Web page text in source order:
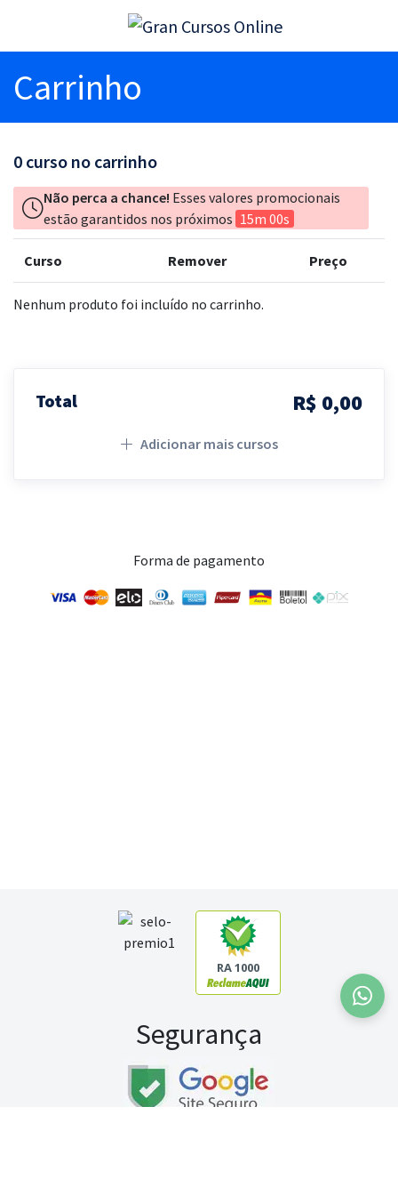
Carrinho
0 curso no carrinho
Não perca a chance! Esses valores promocionais
estão garantidos nos próximos 15m 00s
Curso Remover Preço
Nenhum produto foi incluído no carrinho.
Total R$ 0,00
Adicionar mais cursos
Forma de pagamento
RA 1000
Segurança